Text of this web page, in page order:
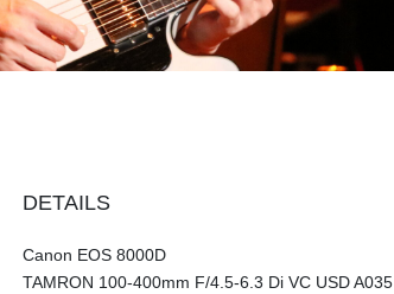
DETAILS
Canon EOS 8000D
TAMRON 100-400mm F/4.5-6.3 Di VC USD A035